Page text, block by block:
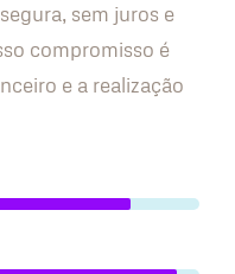
sem juros e
compromisso é
e a realização